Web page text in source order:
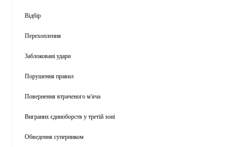
Відбір
Перехоплення
Заблоковані удари
Порушення правил
Повернення втраченого м'яча
Виграних єдиноборств у третій зоні
Обведення суперником